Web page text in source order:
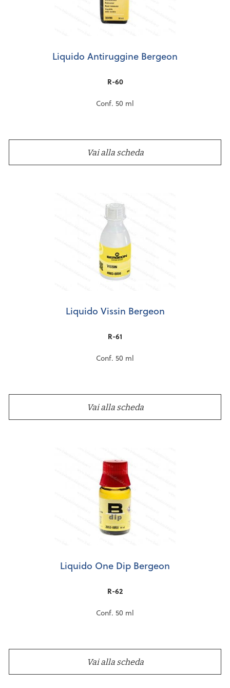
Liquido Antiruggine Bergeon
R-60
Conf. 50 ml
Vai alla scheda
Liquido Vissin Bergeon
R-61
Conf. 50 ml
Vai alla scheda
Liquido One Dip Bergeon
R-62
Conf. 50 ml
Vai alla scheda